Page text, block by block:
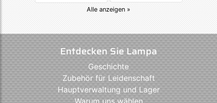
Alle anzeigen »
Entdecken Sie Lampa
Geschichte
Zubehör für Leidenschaft
Hauptverwaltung und Lager
Warum uns wählen